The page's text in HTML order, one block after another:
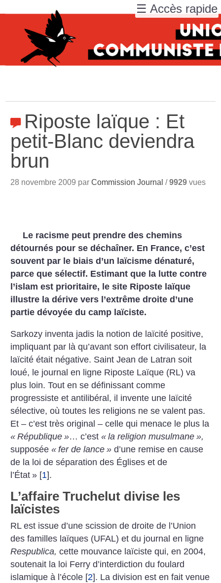
Riposte laïque : Et
petit-Blanc deviendra
brun
28 novembre 2009 parCommission Journal /9929 vues
Le racisme peut prendre des chemins
détournés pour se déchaîner. En France, c’est
souvent par le biais d’un laïcisme dénaturé,
parce que sélectif. Estimant que la lutte contre
l’islam est prioritaire, le site Riposte laïque
illustre la dérive vers l’extrême droite d’une
partie dévoyée du camp laïciste.
Sarkozy inventa jadis la notion de laïcité positive,
impliquant par là qu’avant son effort civilisateur, la
laïcité était négative. Saint Jean de Latran soit
loué, le journal en ligne Riposte Laïque (RL) va
plus loin. Tout en se définissant comme
progressiste et antilibéral, il invente une laïcité
sélective, où toutes les religions ne se valent pas.
Et – c’est très original – celle qui menace le plus la
« République »… c’est« la religion musulmane »,
supposée« fer de lance » d’une remise en cause
de la loi de séparation des Églises et de
l’État » [1].
L’affaire Truchelut divise les
laïcistes
RL est issue d’une scission de droite de l’Union
des familles laïques (UFAL) et du journal en ligne
Respublica, cette mouvance laïciste qui, en 2004,
soutenait la loi Ferry d’interdiction du foulard
islamique à l’école [2]. La division est en fait venue
☰ Accès rapide